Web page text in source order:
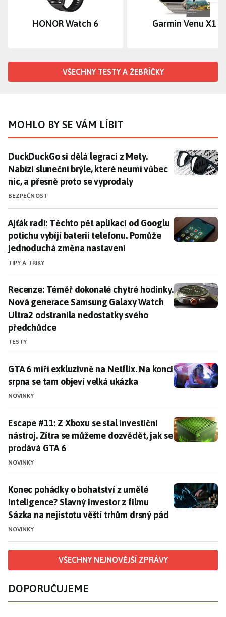
HONOR Watch 6 Garmin Venu X1
VŠECHNY TESTY A ŽEBŘÍČKY
MOHLO BY SE VÁM LÍBIT
DuckDuckGo si dělá legraci z Mety. Nabízí sluneční
DuckDuckGo si dělá legraci z Mety.
Nabízí sluneční brýle, které neumí vůbec
nic, a přesně proto se vyprodaly
BEZPEČNOST
Ajťák radí: Těchto pět aplikací od Googlu potichu
Ajťák radí: Těchto pět aplikací od Googlu
potichu vybíjí baterii telefonu. Pomůže
jednoduchá změna nastavení
TIPY A TRIKY
Recenze: Téměř dokonalé chytré hodinky. Nová
Recenze: Téměř dokonalé chytré hodinky.
Nová generace Samsung Galaxy Watch
Ultra2 odstranila nedostatky svého
předchůdce
TESTY
GTA 6 míří exkluzivně na Netflix. Na konci srpna se
GTA 6 míří exkluzivně na Netflix. Na konci
srpna se tam objeví velká ukázka
NOVINKY
Escape #11: Z Xboxu se stal investiční nástroj. Zítra
Escape #11: Z Xboxu se stal investiční
nástroj. Zítra se můžeme dozvědět, jak se
prodává GTA 6
NOVINKY
Konec pohádky o bohatství z umělé inteligence?
Konec pohádky o bohatství z umělé
inteligence? Slavný investor z filmu
Sázka na nejistotu věští trhům drsný pád
NOVINKY
VŠECHNY NEJNOVĚJŠÍ ZPRÁVY
DOPORUČUJEME